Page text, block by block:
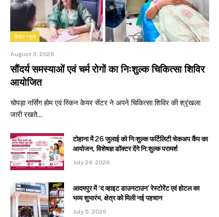
हिसार न्यूज
August 3, 2026
सौंदर्य समस्याओं एवं चर्म रोगों का निःशुल्क चिकित्सा शिविर
आयोजित
चोपड़ा नर्सिंग होम एवं स्किन केयर सेंटर ने अपने चिकित्सा शिविर की श्रृंखला
जारी रखते…
टोहाना में 26 जुलाई को निःशुल्क फर्टिलिटी चेकअप कैंप का
आयोजन, विशेषज्ञ डॉक्टर देंगे नि:शुल्क परामर्श
July 24, 2026
आदमपुर में ‘द व्हाइट डाउनटाउन’ रेस्टोरेंट एवं होटल का
भव्य शुभारंभ, क्षेत्र को मिली नई पहचान
July 5, 2026